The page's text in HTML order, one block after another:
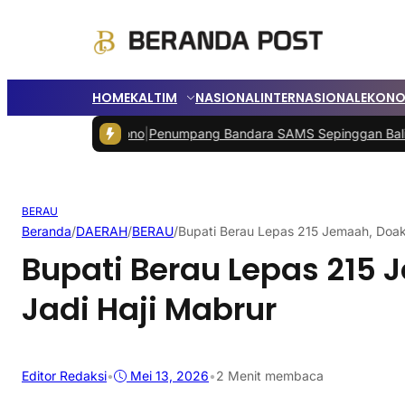
HOMEKALTIM NASIONALINTERNASIONAL
Penumpang Bandara SAMS Sepinggan Balikpapan
BERAU
Beranda/DAERAH/BERAU/Bupati Berau Lepas 215 Jemaah,
Bupati Berau Lepas 215
Jadi Haji Mabrur
Editor Redaksi• Mei 13, 2026•2 Menit membaca